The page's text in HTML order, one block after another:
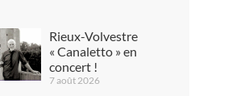
Rieux-Volvestre
« Canaletto » en
concert !
7 août 2026